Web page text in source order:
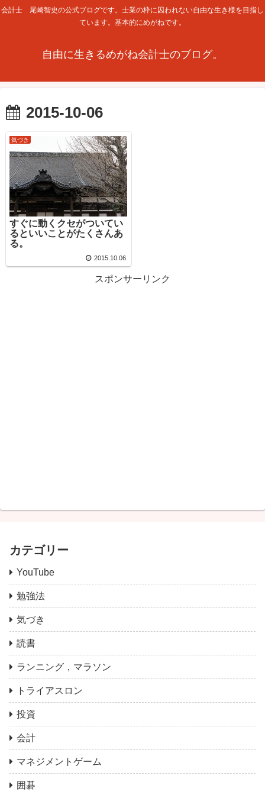
会計士 尾崎智史の公式ブログです。士業の枠に囚われない自由な生き様を目指し
ています。基本的にめがねです。
自由に生きるめがね会計士のブログ。
2015-10-06
気づき
すぐに動くクセがついてい
るといいことがたくさんあ
る。
2015.10.06
スポンサーリンク
カテゴリー
YouTube
勉強法
気づき
読書
ランニング，マラソン
トライアスロン
投資
会計
マネジメントゲーム
囲碁